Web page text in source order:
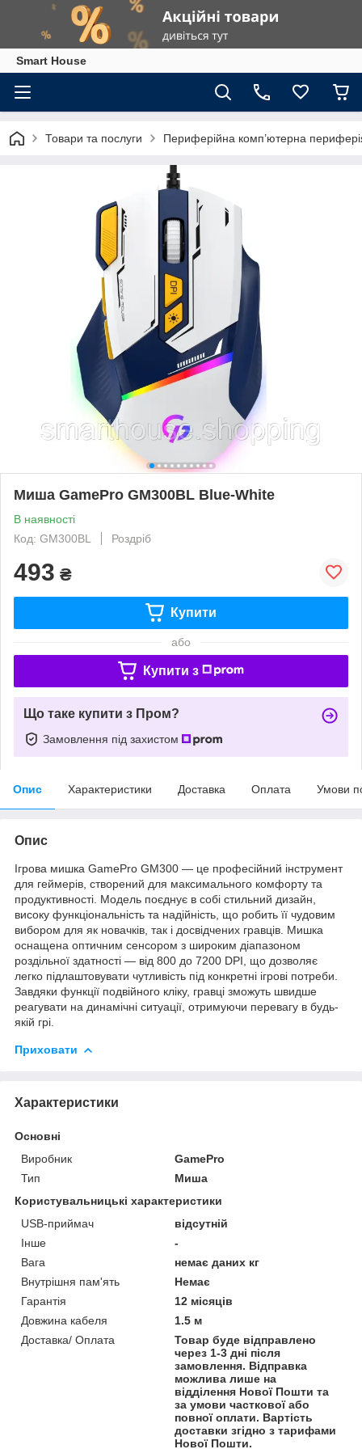
Smart House
Товари та послуги Периферійна комп’ютерна
Миша GamePro GM300BL Blue-White
В наявності
Код: GM300BL
Роздріб
493 ₴
Купити
або
Купити з
Що таке купити з Пром?
Замовлення під захистом
Опис Характеристики Доставка Оплата Умови
Опис
Ігрова мишка GamePro GM300 — це професійний інструмент
для геймерів, створений для максимального комфорту та
продуктивності. Модель поєднує в собі стильний дизайн,
високу функціональність та надійність, що робить її чудовим
вибором для як новачків, так і досвідчених гравців. Мишка
оснащена оптичним сенсором з широким діапазоном
роздільної здатності — від 800 до 7200 DPI, що дозволяє
легко підлаштовувати чутливість під конкретні ігрові потреби.
Завдяки функції подвійного кліку, гравці зможуть швидше
реагувати на динамічні ситуації, отримуючи перевагу в будь-
якій грі.
Приховати
Характеристики
Основні
Виробник
GamePro
Тип
Миша
Користувальницькі характеристики
USB-приймач
відсутній
Інше
-
Вага
немає даних кг
Внутрішня пам'ять
Немає
Гарантія
12 місяців
Довжина кабеля
1.5 м
Доставка/ Оплата
Товар буде відправлено
через 1-3 дні після
замовлення. Відправка
можлива лише на
відділення Нової Пошти та
за умови часткової або
повної оплати. Вартість
доставки згідно з тарифами
Нової Пошти.